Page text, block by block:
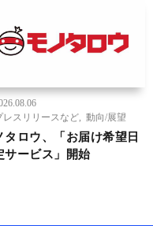
レスリリースなど
動向/展望
タロウ、「お届け希望日
サービス」開始